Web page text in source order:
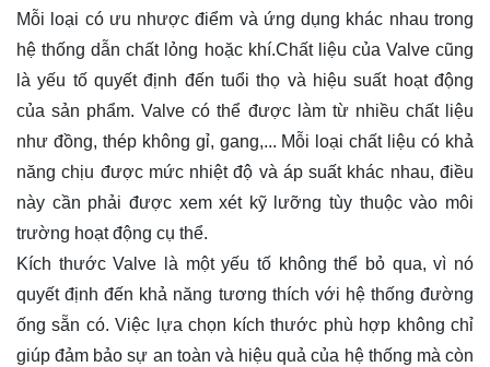
Mỗi loại có ưu nhược điểm và ứng dụng khác nhau trong
hệ thống dẫn chất lỏng hoặc khí.Chất liệu của Valve cũng
là yếu tố quyết định đến tuổi thọ và hiệu suất hoạt động
của sản phẩm. Valve có thể được làm từ nhiều chất liệu
như đồng, thép không gỉ, gang,... Mỗi loại chất liệu có khả
năng chịu được mức nhiệt độ và áp suất khác nhau, điều
này cần phải được xem xét kỹ lưỡng tùy thuộc vào môi
trường hoạt động cụ thể.
Kích thước Valve là một yếu tố không thể bỏ qua, vì nó
quyết định đến khả năng tương thích với hệ thống đường
ống sẵn có. Việc lựa chọn kích thước phù hợp không chỉ
giúp đảm bảo sự an toàn và hiệu quả của hệ thống mà còn